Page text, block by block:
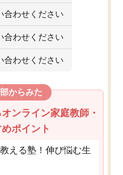
合わせください
合わせください
合わせください
からみた
ンライン家庭教師・
ポイント
える塾！伸び悩む生